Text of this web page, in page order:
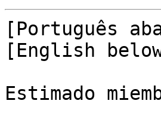
[Português
[English
Estimado